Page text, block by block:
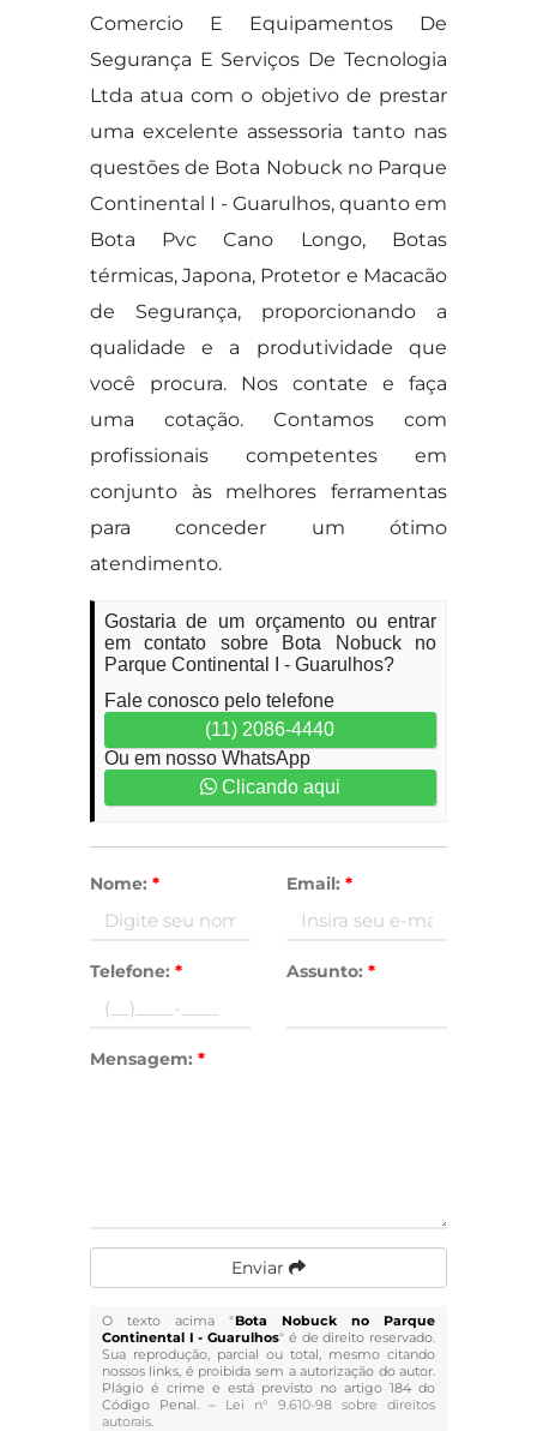
Comercio E Equipamentos De
Segurança E Serviços De Tecnologia
Ltda atua com o objetivo de prestar
uma excelente assessoria tanto nas
questões de Bota Nobuck no Parque
Continental I - Guarulhos, quanto em
Bota Pvc Cano Longo, Botas
térmicas, Japona, Protetor e Macacão
de Segurança, proporcionando a
qualidade e a produtividade que
você procura. Nos contate e faça
uma cotação. Contamos com
profissionais competentes em
conjunto às melhores ferramentas
para conceder um ótimo
atendimento.
Gostaria de um orçamento ou entrar
em contato sobre Bota Nobuck no
Parque Continental I - Guarulhos?
Fale conosco pelo telefone
(11) 2086-4440
Ou em nosso WhatsApp
Clicando aqui
Nome: * Email: *
Telefone: * Assunto: *
Mensagem: *
Enviar
O texto acima "Bota Nobuck no Parque
Continental I - Guarulhos" é de direito reservado.
Sua reprodução, parcial ou total, mesmo citando
nossos links, é proibida sem a autorização do autor.
Plágio é crime e está previsto no artigo 184 do
Código Penal. – Lei n° 9.610-98 sobre direitos
autorais.